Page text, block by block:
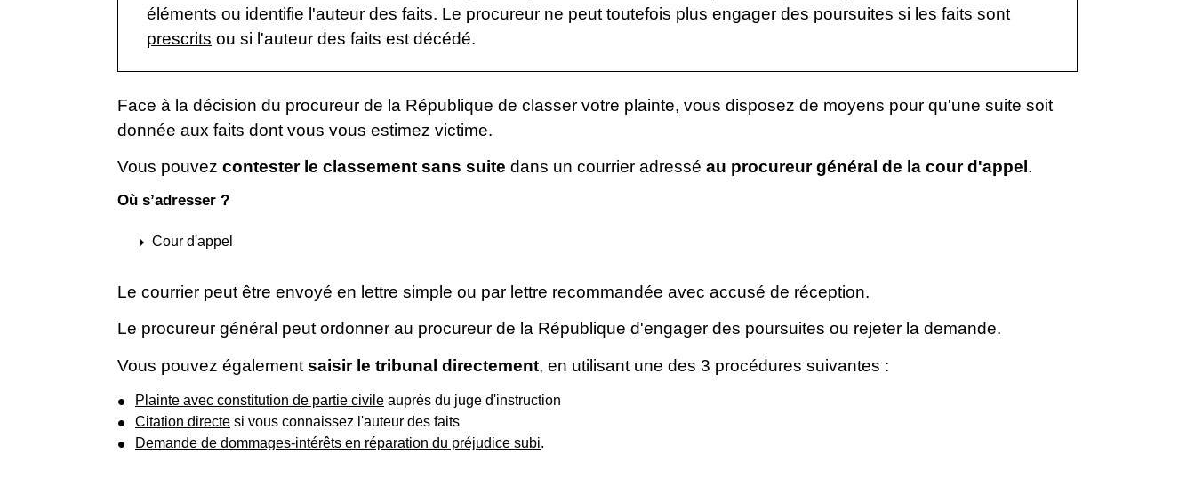
éléments ou identifie l'auteur des faits. Le procureur ne peut toutefois plus engager des poursuites si les faits sont
prescrits ou si l'auteur des faits est décédé.
Face à la décision du procureur de la République de classer votre plainte, vous disposez de moyens pour qu'une suite soit
donnée aux faits dont vous vous estimez victime.
Vous pouvez contester le classement sans suite dans un courrier adressé au procureur général de la cour d'appel .
Où s’adresser ?
arrow_right Cour d'appel
Le courrier peut être envoyé en lettre simple ou par lettre recommandée avec accusé de réception.
Le procureur général peut ordonner au procureur de la République d'engager des poursuites ou rejeter la demande.
Vous pouvez également saisir le tribunal directement, en utilisant une des 3 procédures suivantes :
Plainte avec constitution de partie civile auprès du juge d'instruction
Citation directe si vous connaissez l'auteur des faits
Demande de dommages-intérêts en réparation du préjudice subi.